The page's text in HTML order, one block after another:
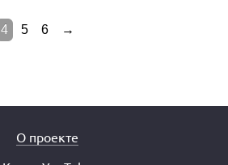
4 5 6 →
О проекте